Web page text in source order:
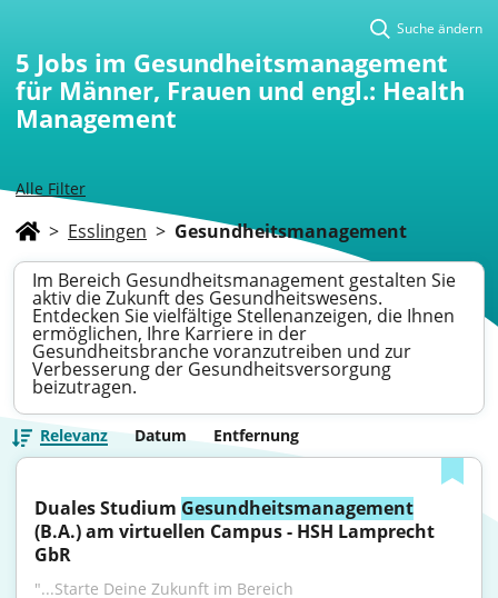
Alle Filter
Suche ändern
5 Jobs im Gesundheitsmanagement
für Männer, Frauen und engl.: Health
Management
> Esslingen > Gesundheitsmanagement
Im Bereich Gesundheitsmanagement gestalten Sie
aktiv die Zukunft des Gesundheitswesens.
Entdecken Sie vielfältige Stellenanzeigen, die Ihnen
ermöglichen, Ihre Karriere in der
Gesundheitsbranche voranzutreiben und zur
Verbesserung der Gesundheitsversorgung
beizutragen.
Relevanz Datum Entfernung
Duales Studium Gesundheitsmanagement
(B.A.) am virtuellen Campus - HSH Lamprecht
GbR